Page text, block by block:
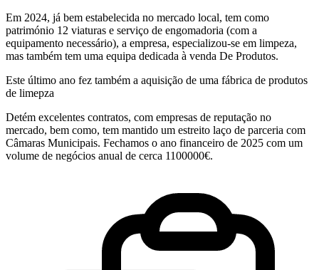
Em 2024, já bem estabelecida no mercado local, tem como
património 12 viaturas e serviço de engomadoria (com a
equipamento necessário), a empresa, especializou-se em limpeza,
mas também tem uma equipa dedicada à venda De Produtos.
Este último ano fez também a aquisição de uma fábrica de produtos
de limepza
Detém excelentes contratos, com empresas de reputação no
mercado, bem como, tem mantido um estreito laço de parceria com
Câmaras Municipais. Fechamos o ano financeiro de 2025 com um
volume de negócios anual de cerca 1100000€.